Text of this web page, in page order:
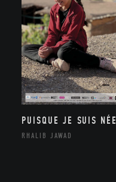
PUISQUE JE SUIS NÉE
RHALIB JAWAD